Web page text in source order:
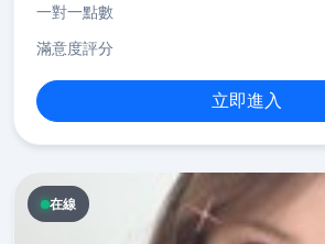
一對一點數
滿意度評分
立即進入
在線